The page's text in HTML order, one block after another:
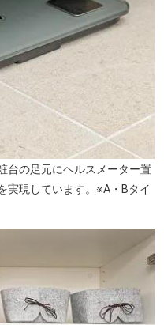
台の足元にヘルスメーター置
実現しています。※A・Bタイ